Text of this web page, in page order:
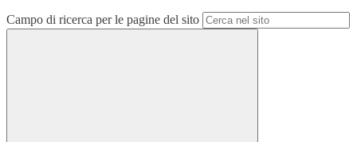
Campo di ricerca per le pagine del sito